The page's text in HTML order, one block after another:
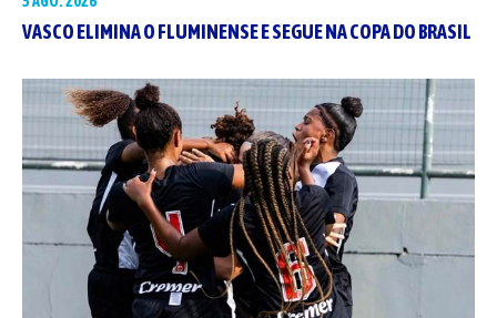
VASCO ELIMINA O FLUMINENSE E SEGUE NA COPA DO BRASIL